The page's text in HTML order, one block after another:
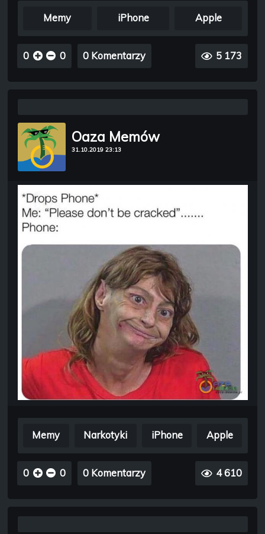
Memy iPhone Apple
0 0 0 Komentarzy 5 173
Oaza Memów
31.10.2019 23:13
Memy Narkotyki iPhone Apple
0 0 0 Komentarzy 4 610